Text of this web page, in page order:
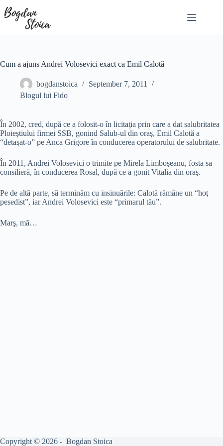
to
content
Cum a ajuns Andrei Volosevici exact ca Emil Calotă
bogdanstoica
September 7, 2011
Blogul lui Fido
În 2002, cred, după ce a folosit-o în licitaţia prin care a dat salubritatea
Ploieştiului firmei SSB, gonind Salub-ul din oraş, Emil Calotă a
“detaşat-o” pe Anca Grigore în conducerea operatorului de salubritate.
În 2011, Andrei Volosevici o trimite pe Mirela Limboşeanu, fosta sa
consilieră, în conducerea Rosal, după ce a gonit Vitalia din oraş.
Pe de altă parte, să terminăm cu insinuările: Calotă rămâne un “hoţ
pesedist”, iar Andrei Volosevici este “primarul tău”.
Marş, mă…
Copyright © 2026 - Bogdan Stoica